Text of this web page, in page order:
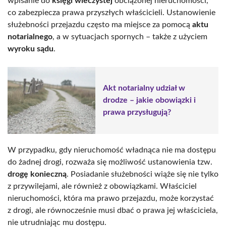
co zabezpiecza prawa przyszłych właścicieli. Ustanowienie
służebności przejazdu często ma miejsce za pomocą aktu
notarialnego, a w sytuacjach spornych – także z użyciem
wyroku sądu.
Akt notarialny udział w
drodze – jakie obowiązki i
prawa przysługują?
W przypadku, gdy nieruchomość władnąca nie ma dostępu
do żadnej drogi, rozważa się możliwość ustanowienia tzw.
drogę konieczną. Posiadanie służebności wiąże się nie tylko
z przywilejami, ale również z obowiązkami. Właściciel
nieruchomości, która ma prawo przejazdu, może korzystać
z drogi, ale równocześnie musi dbać o prawa jej właściciela,
nie utrudniając mu dostępu.